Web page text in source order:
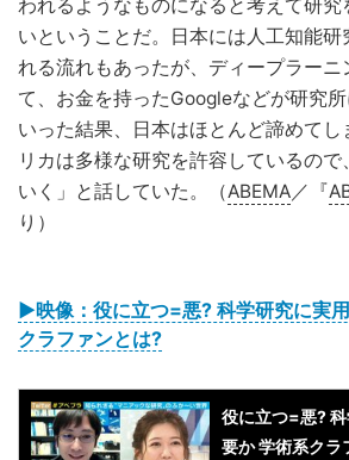
われるようなものになると考えて研究
いということだ。日本には人工知能研
れる流れもあったが、ディープラーニ
て、お金を持ったGoogleなどが研究
いった結果、日本はほとんど諦めてし
リカは多様な研究を許容しているの
いく」と話していた。（ABEMA／『
り）
▶映像：役に立つ=悪? 科学研究に実
クラファンとは?
役に立つ=悪?
要か 学術系クラ